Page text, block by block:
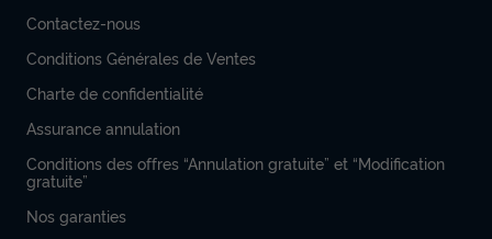
Contactez-nous
Conditions Générales de Ventes
Charte de confidentialité
Assurance annulation
Conditions des offres “Annulation gratuite” et “Modification
gratuite”
Nos garanties